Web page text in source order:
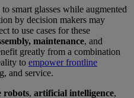
smart glasses while augmented
by decision makers may
to use cases for these
maintenance, and
greatly from a combination
to empower frontline
and service.
robots, artificial intelligence,